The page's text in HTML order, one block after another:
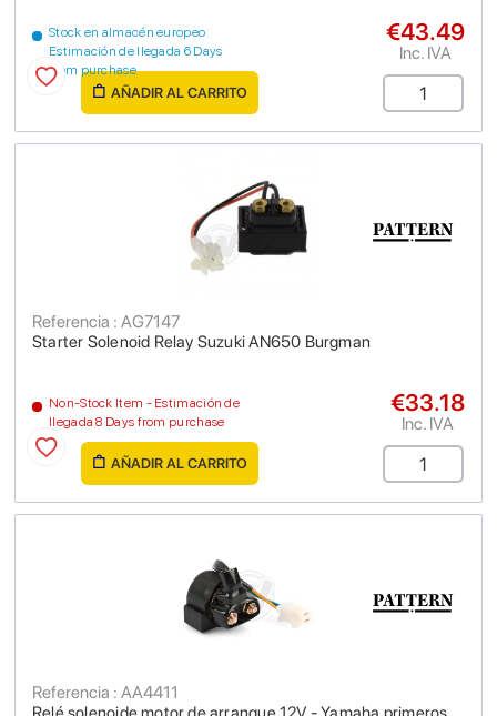
Stock en almacén europeo
Estimación de llegada 6 Days
from purchase
€43.49
Inc. IVA
AÑADIR AL CARRITO
Starter Solenoid Relay Suzuki AN650 Burgman
Referencia : AG7147
Non-Stock Item - Estimación de
llegada 8 Days from purchase
€33.18
Inc. IVA
AÑADIR AL CARRITO
Referencia : AA4411